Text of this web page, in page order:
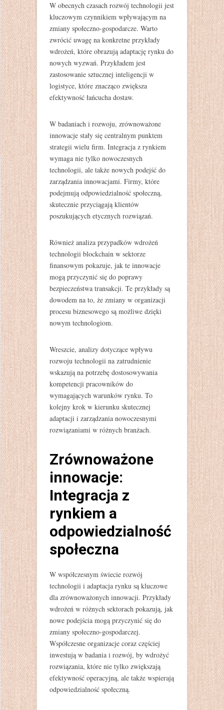
W obecnych czasach rozwój technologii jest
kluczowym czynnikiem wpływającym na
zmiany społeczno-gospodarcze. Warto
zwrócić uwagę na konkretne przykłady
wdrożeń, które obrazują adaptację rynku do
nowych wyzwań. Przykładem jest
zastosowanie sztucznej inteligencji w
logistyce, które znacząco zwiększa
efektywność łańcucha dostaw.
W badaniach i rozwoju, zrównoważone
innowacje stały się centralnym punktem
strategii wielu firm. Integracja z rynkiem
wymaga nie tylko nowoczesnych
technologii, ale także nowych podejść do
zarządzania innowacjami. Firmy, które
podejmują odpowiedzialność społeczną,
skutecznie przyciągają klientów
poszukujących etycznych rozwiązań.
Również analiza przypadków wdrożeń
technologii blockchain w sektorze
finansowym pokazuje, jak te innowacje
mogą przyczynić się do poprawy
bezpieczeństwa transakcji. Te przykłady są
dowodem na to, że zmiany w organizacji
procesu biznesowego są możliwe dzięki
nowym technologiom.
Wreszcie, analizy dotyczące wpływu
rozwoju technologii na zatrudnienie
wskazują na potrzebę dostosowywania
kompetencji pracowników do
wymagających warunków rynku. To
kolejny krok w kierunku skutecznej
adaptacji i zarządzania nowoczesnymi
rozwiązaniami w różnych branżach.
Zrównoważone
innowacje:
Integracja z
rynkiem a
odpowiedzialność
społeczna
W współczesnym świecie rozwój
technologii i adaptacja rynku są kluczowe
dla zrównoważonych innowacji. Przykłady
wdrożeń w różnych sektorach pokazują, jak
nowe podejścia mogą przyczynić się do
zmiany społeczno-gospodarczej.
Współczesne organizacje coraz częściej
inwestują w badania i rozwój, by wdrożyć
rozwiązania, które nie tylko zwiększają
efektywność operacyjną, ale także wspierają
odpowiedzialność społeczną.